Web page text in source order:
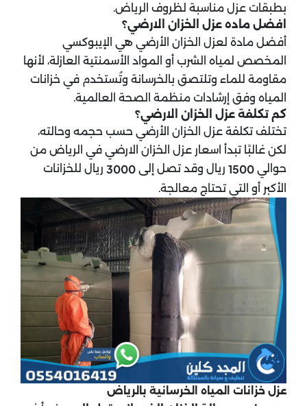
بطبقات عزل مناسبة لظروف الرياض.
افضل ماده عزل الخزان الارضي؟
أفضل مادة لعزل الخزان الأرضي هي الإيبوكسي
المخصص لمياه الشرب أو المواد الأسمنتية العازلة، لأنها
مقاومة للماء وتلتصق بالخرسانة وتُستخدم في خزانات
المياه وفق إرشادات منظمة الصحة العالمية.
كم تكلفة عزل الخزان الارضي​؟
تختلف تكلفة عزل الخزان الأرضي حسب حجمه وحالته،
لكن غالبًا تبدأ اسعار عزل الخزان الارضي في الرياض من
حوالي 1500 ريال وقد تصل إلى 3000 ريال للخزانات
الأكبر أو التي تحتاج معالجة.
عزل خزانات المياه الخرسانية بالرياض